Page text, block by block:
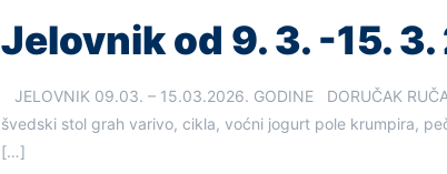
Jelovnik od 9. 3. -15.
JELOVNIK 09.03. – 15.03.2026. GODINE DORUČAK
švedski stol grah varivo, cikla, voćni jogurt pole krumpira,
[…]